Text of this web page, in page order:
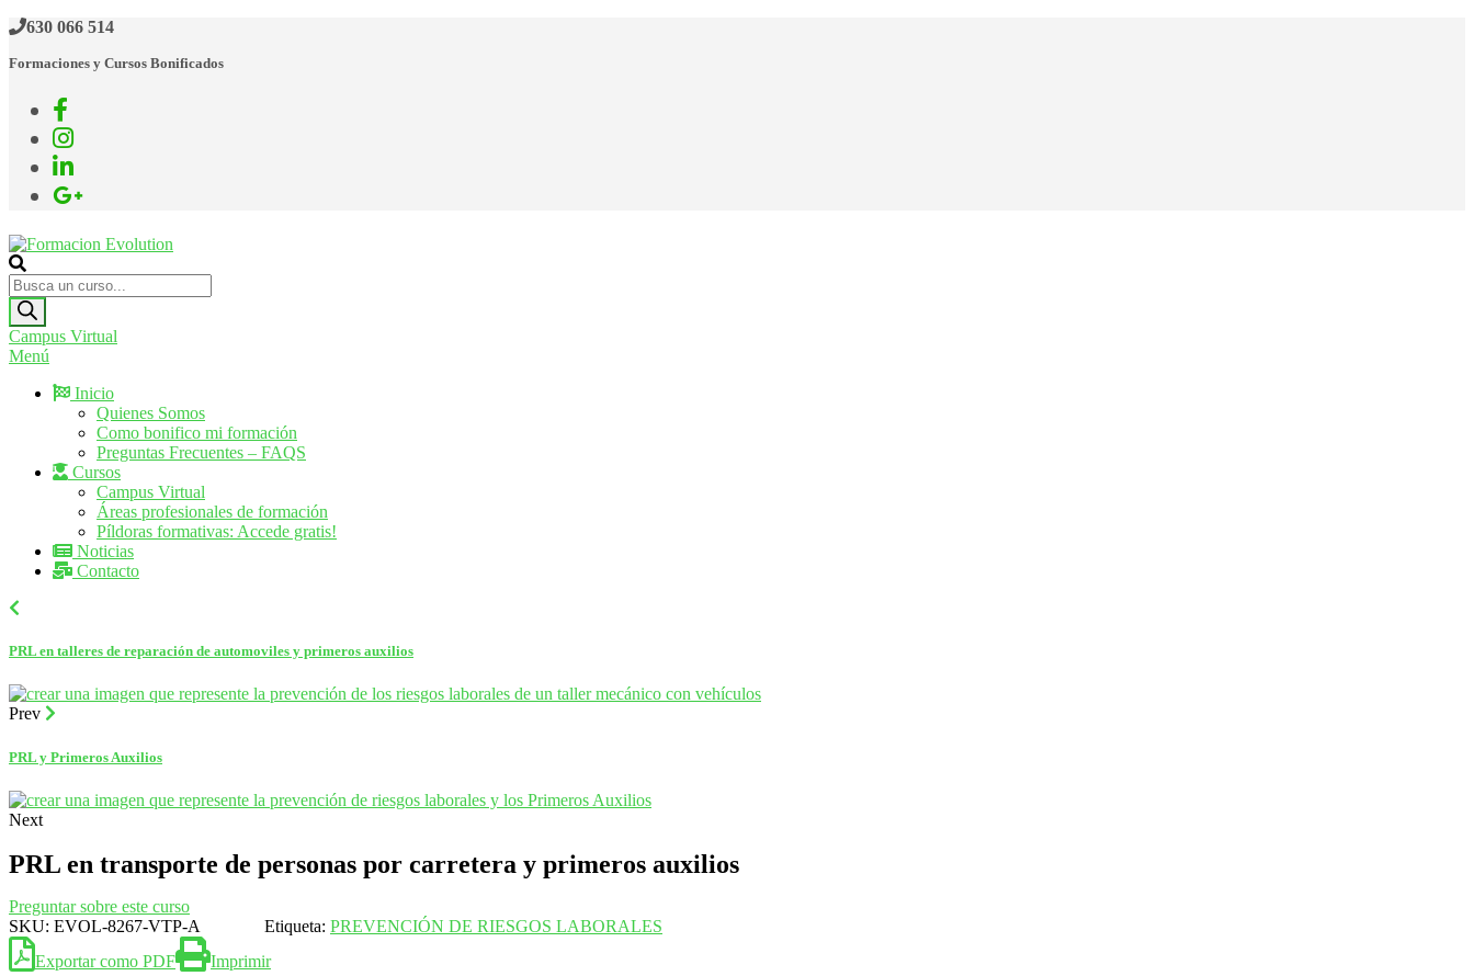
Saltar
contenido
630 066 514
Formaciones y Cursos Bonificados
Formacion Evolution
Cursos de formación continua
Búsqueda
de
productos
Campus Virtual
Menú
Inicio
Quienes Somos
Como bonifico mi formación
Preguntas Frecuentes – FAQS
Cursos
Campus Virtual
Áreas profesionales de formación
Píldoras formativas: Accede gratis!
Noticias
Contacto
PRL en talleres de reparación de automoviles y primeros auxilios
Prev
PRL y Primeros Auxilios
Next
PRL en transporte de personas por carretera y primeros auxilios
Preguntar sobre este curso
SKU: EVOL-8267-VTP-A Etiqueta: PREVENCIÓN DE RIESGOS LABORALES
Exportar como PDF
Imprimir